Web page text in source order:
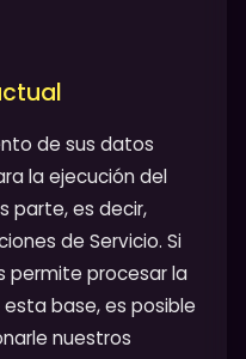
de sus datos
la ejecución del
parte, es decir,
de Servicio. Si
permite procesar la
base, es posible
nuestros